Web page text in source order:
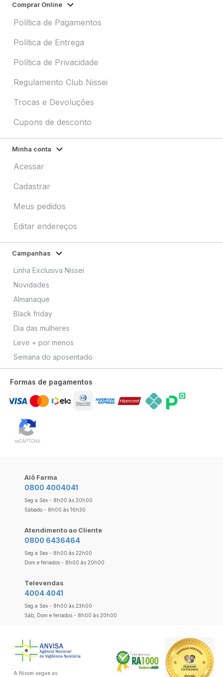
Comprar Online
Política de Pagamentos
Política de Entrega
Política de Privacidade
Regulamento Club Nissei
Trocas e Devoluções
Cupons de desconto
Minha conta
Acessar
Cadastrar
Meus pedidos
Editar endereços
Campanhas
Linha Exclusiva Nissei
Novidades
Almanaque
Black friday
Dia das mulheres
Leve + por menos
Semana do aposentado
Formas de pagamentos
Alô Farma
0800 4004041
Seg a Sex - 8h00 às 20h00
Sábado - 8h00 às 16h30
Atendimento ao Cliente
0800 6436464
Seg a Sex - 8h00 às 22h00
Dom e feriados - 8h00 às 20h00
Televendas
4004 4041
Seg a Sex - 8h00 às 23h00
Sáb, Dom e feriados - 8h00 às 20h00
A Nissei segue as